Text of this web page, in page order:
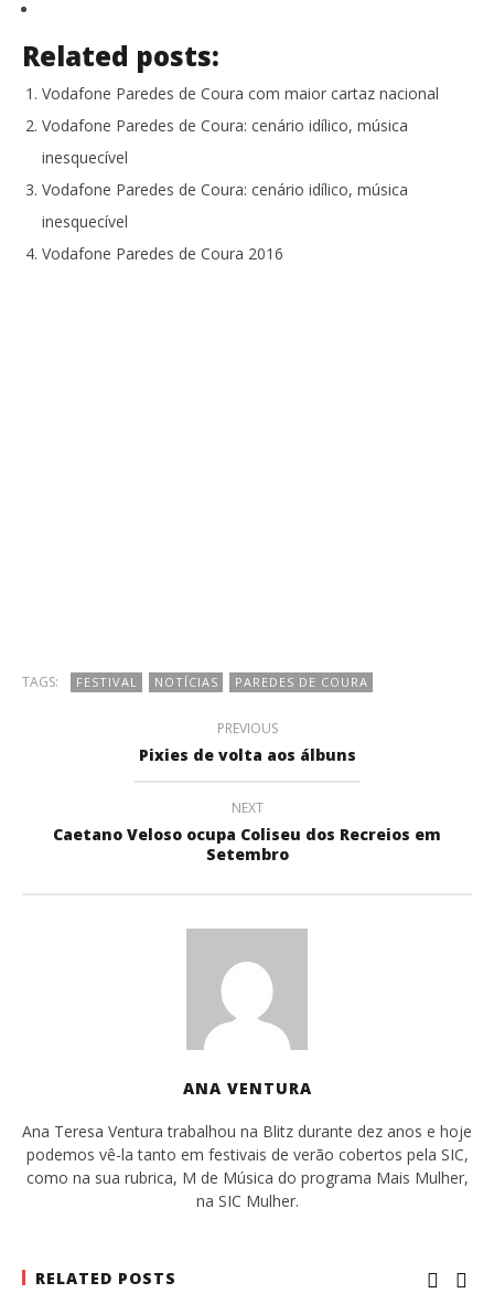
Related posts:
Vodafone Paredes de Coura com maior cartaz nacional
Vodafone Paredes de Coura: cenário idílico, música
inesquecível
Vodafone Paredes de Coura: cenário idílico, música
inesquecível
Vodafone Paredes de Coura 2016
TAGS: FESTIVAL NOTÍCIAS PAREDES DE COURA
PREVIOUS
Pixies de volta aos álbuns
NEXT
Caetano Veloso ocupa Coliseu dos Recreios em
Setembro
ANA VENTURA
Ana Teresa Ventura trabalhou na Blitz durante dez anos e hoje
podemos vê-la tanto em festivais de verão cobertos pela SIC,
como na sua rubrica, M de Música do programa Mais Mulher,
na SIC Mulher.
RELATED POSTS